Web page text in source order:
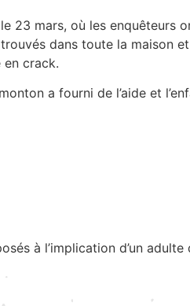
23 mars, où les enquêteurs
dans toute la maison
crack.
a fourni de l’aide et
à l’implication d’un